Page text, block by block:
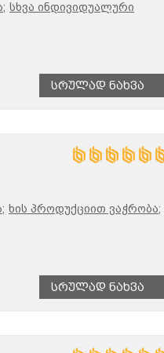
სხვა ინდივიდუალური
Სრულად Ნახვა
ხის პროდუქციით ვაჭრობა;
Სრულად Ნახვა